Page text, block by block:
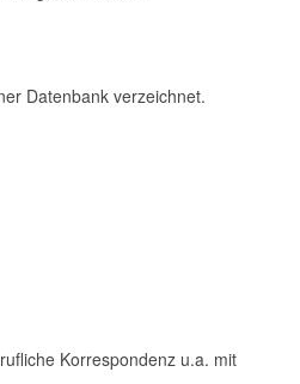
Datenbank verzeichnet.
Korrespondenz u.a. mit